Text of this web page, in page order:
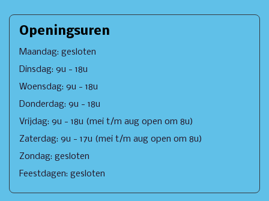
Openingsuren
Maandag: gesloten
Dinsdag: 9u - 18u
Woensdag: 9u - 18u
Donderdag: 9u - 18u
Vrijdag: 9u - 18u (mei t/m aug open om 8u)
Zaterdag: 9u - 17u (mei t/m aug open om 8u)
Zondag: gesloten
Feestdagen: gesloten